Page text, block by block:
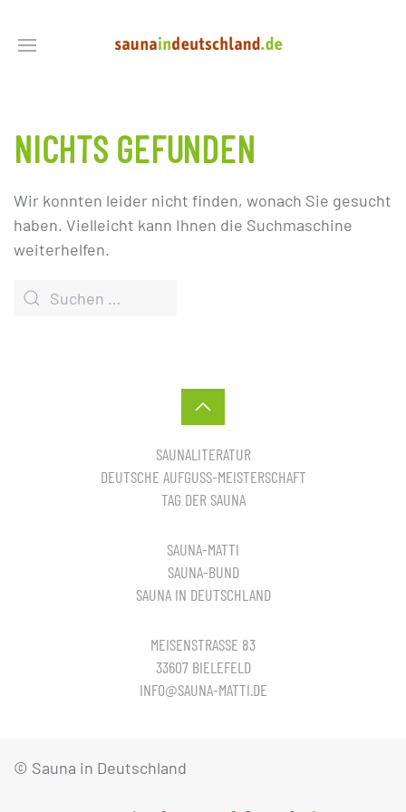
NICHTS GEFUNDEN
Wir konnten leider nicht finden, wonach Sie gesucht
haben. Vielleicht kann Ihnen die Suchmaschine
weiterhelfen.
SAUNALITERATUR
DEUTSCHE AUFGUSS-MEISTERSCHAFT
TAG DER SAUNA
SAUNA-MATTI
SAUNA-BUND
SAUNA IN DEUTSCHLAND
MEISENSTRASSE 83
33607 BIELEFELD
INFO@SAUNA-MATTI.DE
© Sauna in Deutschland